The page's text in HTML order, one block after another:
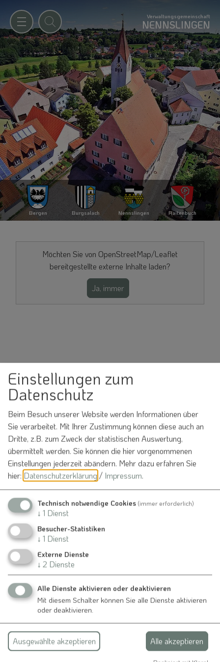
Verwaltungsgemeinschaft
NENNSLINGEN
Bergen Burgsalach Nennslingen Raitenbuch
Möchten Sie von OpenStreetMap/Leaflet
bereitgestellte externe Inhalte laden?
Ja, immer
Einstellungen zum
Datenschutz
Beim Besuch unserer Website werden Informationen über
Sie verarbeitet. Mit Ihrer Zustimmung können diese auch an
Dritte, z.B. zum Zweck der statistischen Auswertung,
übermittelt werden. Sie können die hier vorgenommenen
Einstellungen jederzeit abändern. Mehr dazu erfahren Sie
hier: Datenschutzerklärung/ Impressum.
Technisch notwendige Cookies (immer erforderlich)
↓ 1 Dienst
Besucher-Statistiken
↓ 1 Dienst
Externe Dienste
↓ 2 Dienste
Alle Dienste aktivieren oder deaktivieren
Mit diesem Schalter können Sie alle Dienste aktivieren
oder deaktivieren.
Ausgewählte akzeptieren Alle akzeptieren